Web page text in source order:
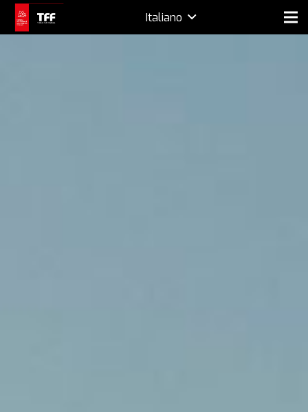
Italiano